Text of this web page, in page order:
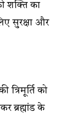
शक्ति का
सुरक्षा और
को
ब्रह्मांड के